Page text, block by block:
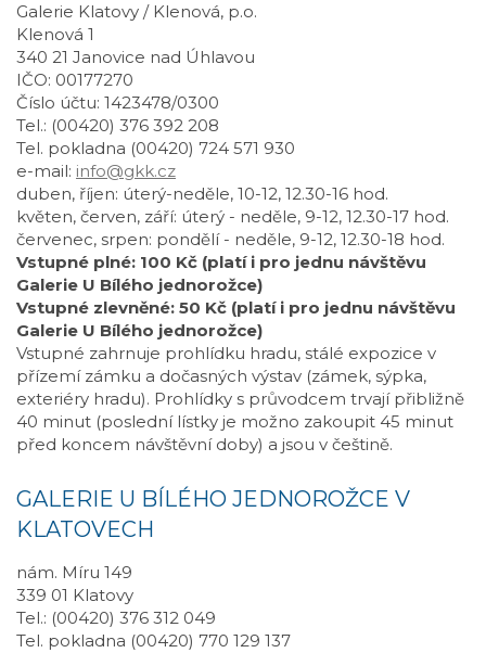
Galerie Klatovy / Klenová, p.o.
Klenová 1
340 21 Janovice nad Úhlavou
IČO: 00177270
Číslo účtu: 1423478/0300
Tel.: (00420) 376 392 208
Tel. pokladna (00420) 724 571 930
e-mail: info@gkk.cz
duben, říjen: úterý-neděle, 10-12, 12.30-16 hod.
květen, červen, září: úterý - neděle, 9-12, 12.30-17 hod.
červenec, srpen: pondělí - neděle, 9-12, 12.30-18 hod.
Vstupné plné: 100 Kč (platí i pro jednu návštěvu
Galerie U Bílého jednorožce)
Vstupné zlevněné: 50 Kč (platí i pro jednu návštěvu
Galerie U Bílého jednorožce)
Vstupné zahrnuje prohlídku hradu, stálé expozice v
přízemí zámku a dočasných výstav (zámek, sýpka,
exteriéry hradu). Prohlídky s průvodcem trvají přibližně
40 minut (poslední lístky je možno zakoupit 45 minut
před koncem návštěvní doby) a jsou v češtině.
GALERIE U BÍLÉHO JEDNOROŽCE V
KLATOVECH
nám. Míru 149
339 01 Klatovy
Tel.: (00420) 376 312 049
Tel. pokladna (00420) 770 129 137